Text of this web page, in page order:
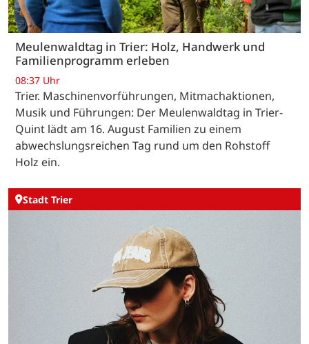
Meulenwaldtag in Trier: Holz, Handwerk und
Familienprogramm erleben
08:37 Uhr
Trier. Maschinenvorführungen, Mitmachaktionen,
Musik und Führungen: Der Meulenwaldtag in Trier-
Quint lädt am 16. August Familien zu einem
abwechslungsreichen Tag rund um den Rohstoff
Holz ein.
Stadt Trier